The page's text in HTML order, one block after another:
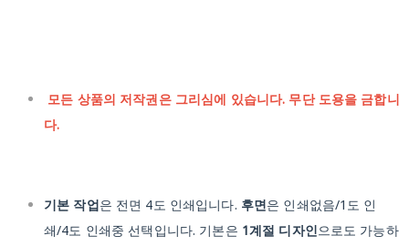
모든 상품의 저작권은 그리심에 있습니다. 무단 도용을 금합니
다.
기본 작업은 전면 4도 인쇄입니다. 후면은 인쇄없음/1도 인
쇄/4도 인쇄중 선택입니다. 기본은 1계절 디자인으로도 가능하